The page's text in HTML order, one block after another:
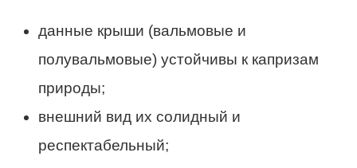
данные крыши (вальмовые и
полувальмовые) устойчивы к капризам
природы;
внешний вид их солидный и
респектабельный;